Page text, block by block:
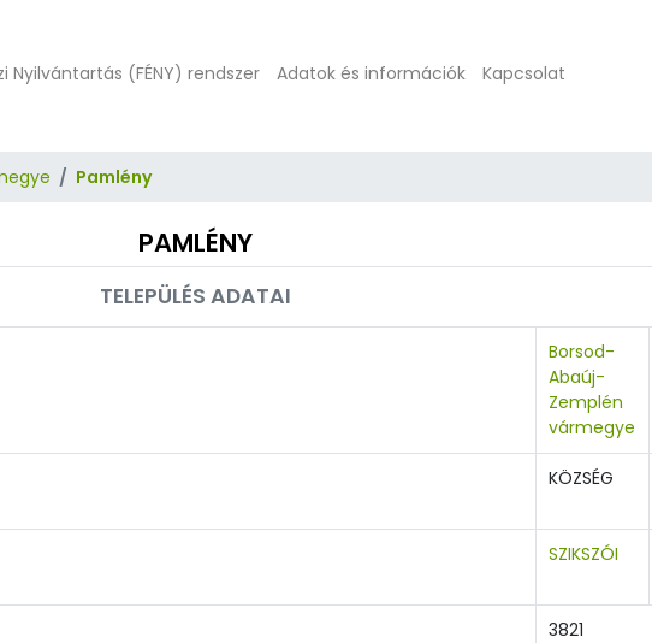
Nyilvántartás (FÉNY) rendszer Adatok és információk Kapcsolat
Pamlény
PAMLÉNY
TELEPÜLÉS ADATAI
Borsod-
Abaúj-
Zemplén
vármegye
KÖZSÉG
SZIKSZÓI
3821